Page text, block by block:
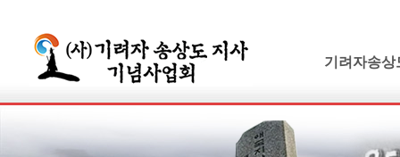
기려자송상
연보 및 가계